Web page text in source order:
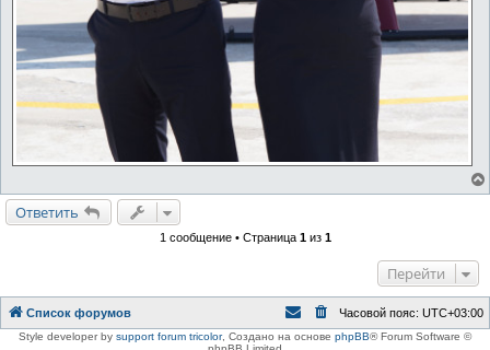
Ответить
1 сообщение • Страница 1из 1
Перейти
Список форумов Часовой пояс: UTC+03:00
Style developer by support forum tricolor, Создано на основе phpBB® Forum Software ©